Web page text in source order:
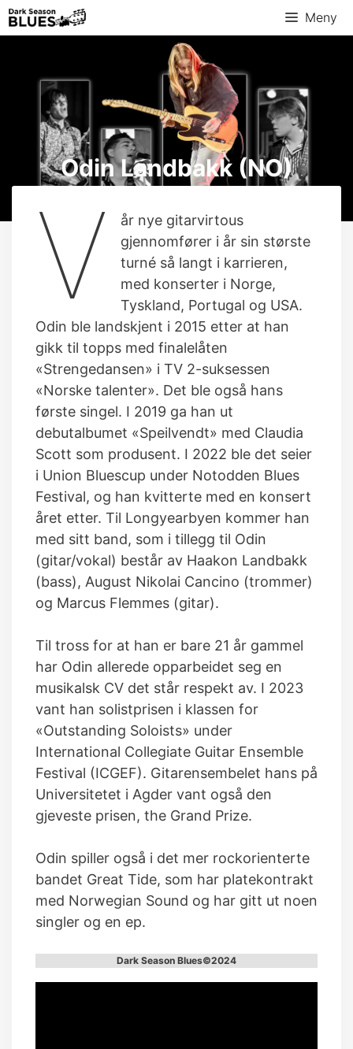
Hopp
til
Meny
Odin Landbakk (NO)
V
år nye gitarvirtous
gjennomfører i år sin største
turné så langt i karrieren,
med konserter i Norge,
Tyskland, Portugal og USA.
Odin ble landskjent i 2015 etter at han
gikk til topps med finalelåten
«Strengedansen» i TV 2-suksessen
«Norske talenter». Det ble også hans
første singel. I 2019 ga han ut
debutalbumet «Speilvendt» med Claudia
Scott som produsent. I 2022 ble det seier
i Union Bluescup under Notodden Blues
Festival, og han kvitterte med en konsert
året etter. Til Longyearbyen kommer han
med sitt band, som i tillegg til Odin
(gitar/vokal) består av Haakon Landbakk
(bass), August Nikolai Cancino (trommer)
og Marcus Flemmes (gitar).
Til tross for at han er bare 21 år gammel
har Odin allerede opparbeidet seg en
musikalsk CV det står respekt av. I 2023
vant han solistprisen i klassen for
«Outstanding Soloists» under
International Collegiate Guitar Ensemble
Festival (ICGEF). Gitarensembelet hans på
Universitetet i Agder vant også den
gjeveste prisen, the Grand Prize.
Odin spiller også i det mer rockorienterte
bandet Great Tide, som har platekontrakt
med Norwegian Sound og har gitt ut noen
singler og en ep.
Dark Season Blues©2024